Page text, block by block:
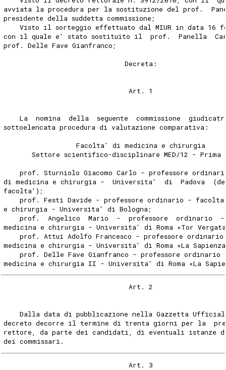
avviata la procedura per la sostituzione del prof.
presidente della suddetta commissione;
Visto il sorteggio effettuato dal MIUR in data 16
con il quale e' stato sostituito il  prof.  Panella
prof. Delle Fave Gianfranco;
                              Decreta:
                               Art. 1
La  nomina  della  seguente  commissione
sottoelencata procedura di valutazione comparativa:
                  Facolta' di medicina e chirurgia
Settore scientifico-disciplinare MED/12 -
prof. Sturniolo Giacomo Carlo - professore
di medicina e chirurgia -  Universita'  di  Padova
facolta');
prof. Festi Davide - professore ordinario -
e chirurgia - Universita' di Bologna;
prof.  Angelico  Mario  -  professore  ordinario
medicina e chirurgia - Universita' di Roma «Tor
prof. Attui Adolfo Francesco - professore
medicina e chirurgia - Universita' di Roma «La
prof. Delle Fave Gianfranco - professore ordinario
medicina e chirurgia II - Universita' di Roma «La
                               Art. 2
Dalla data di pubblicazione nella Gazzetta
decreto decorre il termine di trenta giorni per la
rettore, da parte dei candidati, di eventuali istanze
dei commissari.
                               Art. 3